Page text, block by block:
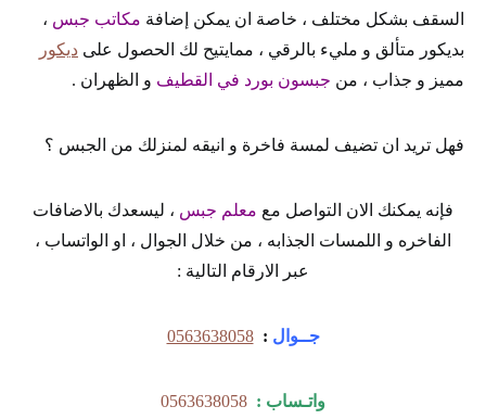
السقف بشكل مختلف ، خاصة ان يمكن إضافة مكاتب جبس ،
بديكور متألق و مليء بالرقي ، ممايتيح لك الحصول على ديكور
مميز و جذاب ، من جبسون بورد في القطيف و الظهران .
فهل تريد ان تضيف لمسة فاخرة و انيقه لمنزلك من الجبس ؟
فإنه يمكنك الان التواصل مع معلم جبس ، ليسعدك بالاضافات
الفاخره و اللمسات الجذابه ، من خلال الجوال ، او الواتساب ،
عبر الارقام التالية :
جــوال :
0563638058
واتـساب : 0563638058